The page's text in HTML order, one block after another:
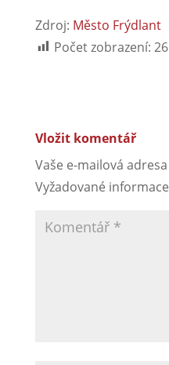
Zdroj: Město Frýdlant
Počet zobrazení:
Vložit komentář
Vaše e-mailová
Vyžadované